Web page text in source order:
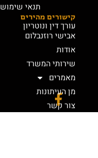
קישורים מהירים
עורך דין ונוטריון
אבישי רוזנבלום
אודות
שירותי המשרד
מאמרים
מן העיתונות
צור קשר
תנאי שימוש